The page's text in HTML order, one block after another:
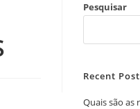
Pesquisar
Recent
Quais são as